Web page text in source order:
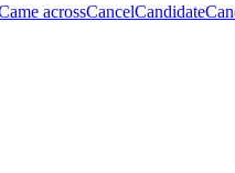
acrossCancelCandidate